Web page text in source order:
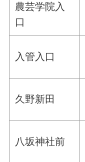
農芸学院入
口
入管入口
久野新田
八坂神社前